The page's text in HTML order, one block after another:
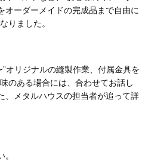
オーダーメイドの完成品まで自由に
りました。
オリジナルの縫製作業、付属金具を
のある場合には、合わせてお話し
、メタルハウスの担当者が追って詳